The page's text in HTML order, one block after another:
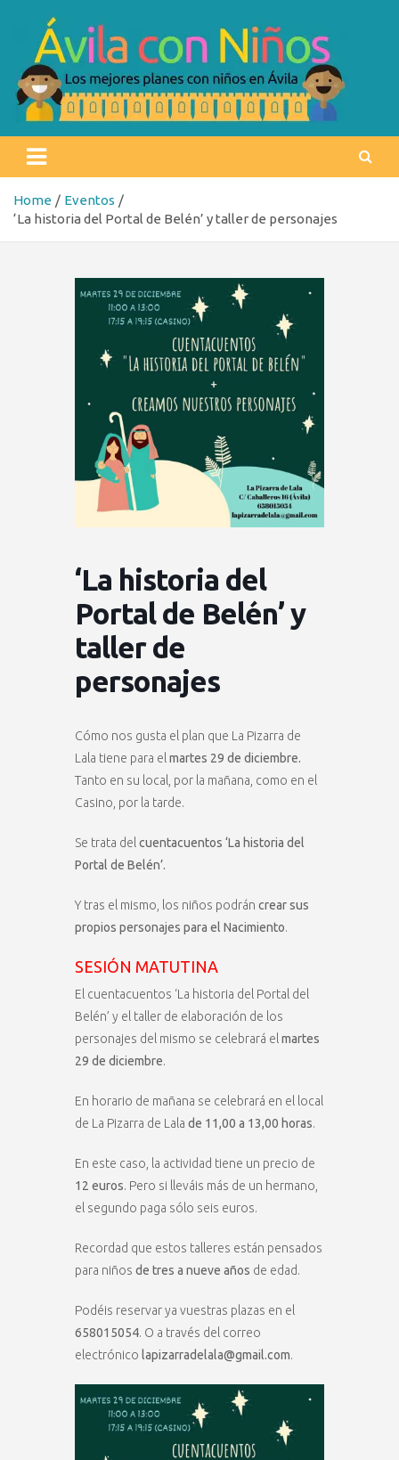
content
Ávila con niños
Home
Eventos
‘La historia del Portal de Belén’ y taller de personajes
‘La historia del
Portal de Belén’ y
taller de
personajes
Cómo nos gusta el plan que La Pizarra de
Lala tiene para el martes 29 de diciembre.
Tanto en su local, por la mañana, como en el
Casino, por la tarde.
Se trata del cuentacuentos ‘La historia del
Portal de Belén’.
Y tras el mismo, los niños podrán crear sus
propios personajes para el Nacimiento.
SESIÓN MATUTINA
El cuentacuentos ‘La historia del Portal del
Belén’ y el taller de elaboración de los
personajes del mismo se celebrará el martes
29 de diciembre.
En horario de mañana se celebrará en el local
de La Pizarra de Lala de 11,00 a 13,00 horas.
En este caso, la actividad tiene un precio de
12 euros. Pero si lleváis más de un hermano,
el segundo paga sólo seis euros.
Recordad que estos talleres están pensados
para niños de tres a nueve años de edad.
Podéis reservar ya vuestras plazas en el
658015054. O a través del correo
electrónico lapizarradelala@gmail.com.